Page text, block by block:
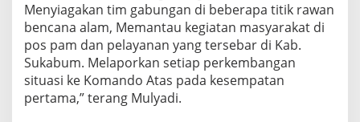
Menyiagakan tim gabungan di beberapa titik rawan
bencana alam, Memantau kegiatan masyarakat di
pos pam dan pelayanan yang tersebar di Kab.
Sukabum. Melaporkan setiap perkembangan
situasi ke Komando Atas pada kesempatan
pertama,” terang Mulyadi.